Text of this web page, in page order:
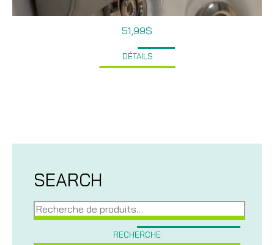
51,99$
DÉTAILS
SEARCH
Recherche
pour :
RECHERCHE